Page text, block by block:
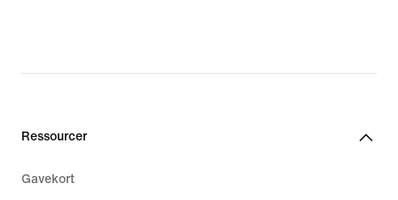
Ressourcer
Gavekort